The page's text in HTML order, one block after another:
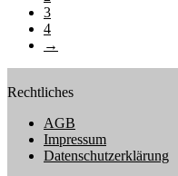
3
4
→
Rechtliches
AGB
Impressum
Datenschutzerklärung